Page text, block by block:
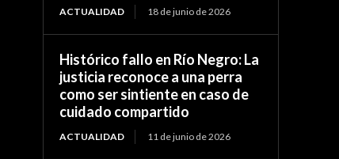
ACTUALIDAD 18 de junio de 2026
Histórico fallo en Río Negro: La
justicia reconoce a una perra
como ser sintiente en caso de
cuidado compartido
ACTUALIDAD 11 de junio de 2026